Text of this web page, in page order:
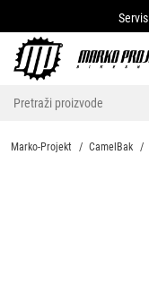
Servis
Marko-Projekt CamelBak